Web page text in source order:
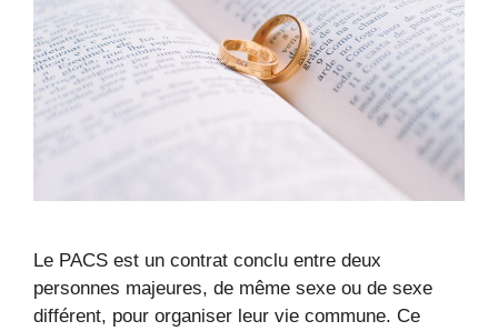
Le PACS est un contrat conclu entre deux
personnes majeures, de même sexe ou de sexe
différent, pour organiser leur vie commune. Ce